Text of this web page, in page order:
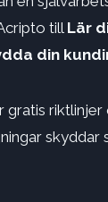
till Lär
din
gratis
skyddar